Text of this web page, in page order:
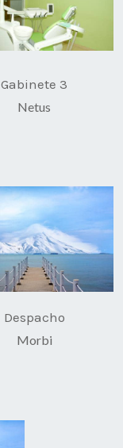
Gabinete 3
Netus
Despacho
Morbi